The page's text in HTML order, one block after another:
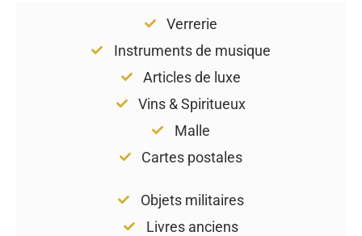
Verrerie
Instruments de musique
Articles de luxe
Vins & Spiritueux
Malle
Cartes postales
Objets militaires
Livres anciens